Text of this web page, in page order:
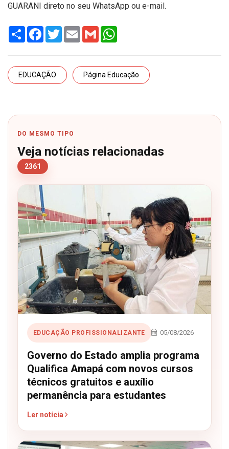
GUARANI direto no seu WhatsApp ou e-mail.
Share Facebook
TwitterEmail Gmail
EDUCAÇÃO Página Educação
DO MESMO TIPO
Veja notícias relacionadas
2361
EDUCAÇÃO PROFISSIONALIZANTE 05/08/2026
Governo do Estado amplia programa
Qualifica Amapá com novos cursos
técnicos gratuitos e auxílio
permanência para estudantes
Ler notícia